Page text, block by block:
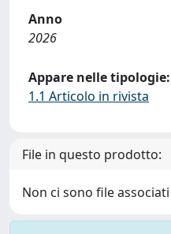
Anno
2026
Appare nelle tipologie:
1.1 Articolo in rivista
File in questo prodotto:
Non ci sono file